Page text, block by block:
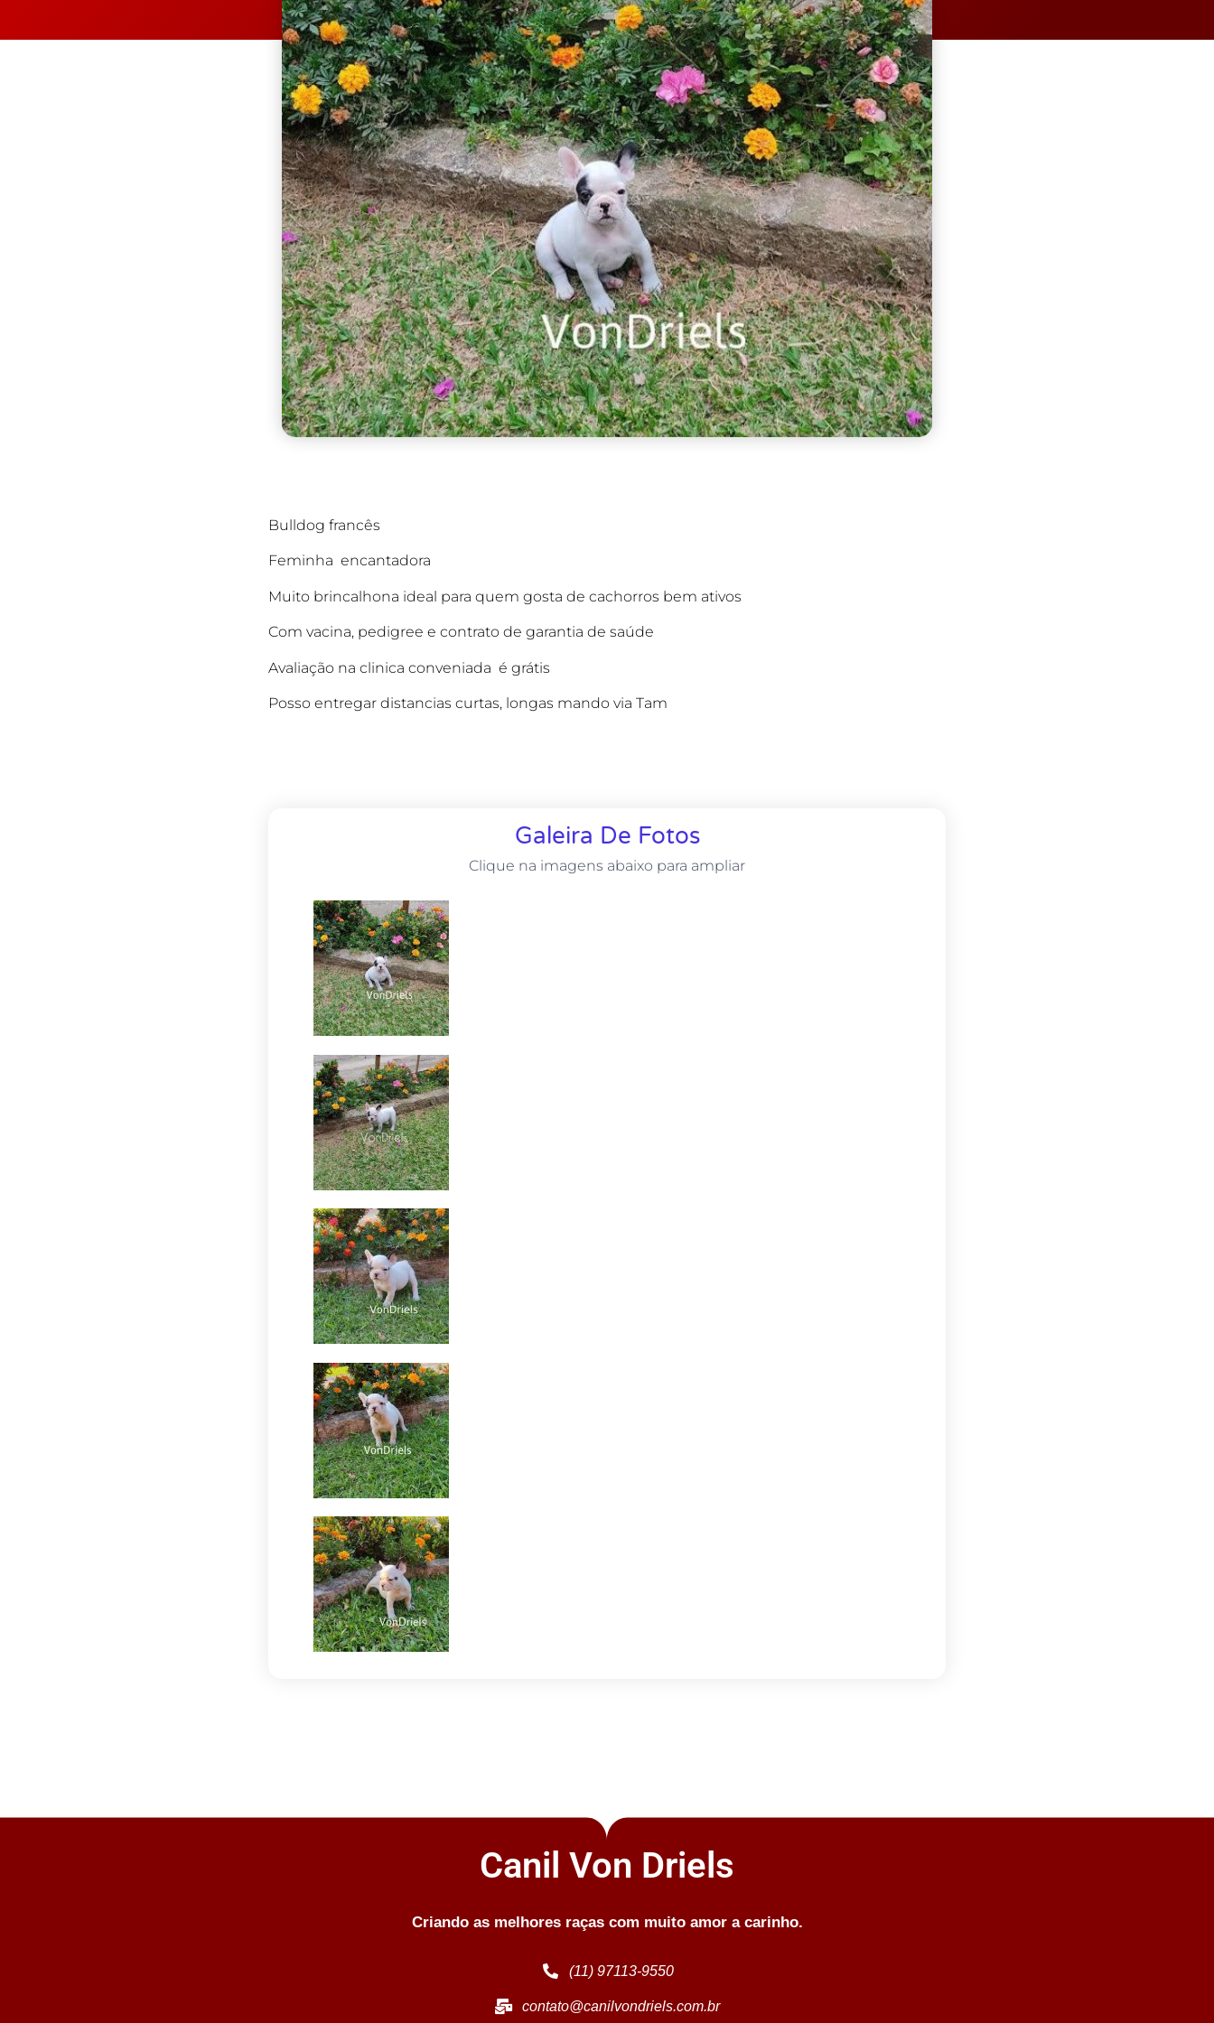
Bulldog francês
Feminha encantadora
Muito brincalhona ideal para quem gosta de cachorros bem ativos
Com vacina, pedigree e contrato de garantia de saúde
Avaliação na clinica conveniada é grátis
Posso entregar distancias curtas, longas mando via Tam
Galeira De Fotos
Clique na imagens abaixo para ampliar
Canil Von Driels
Criando as melhores raças com muito amor a carinho.
(11) 97113-9550
contato@canilvondriels.com.br